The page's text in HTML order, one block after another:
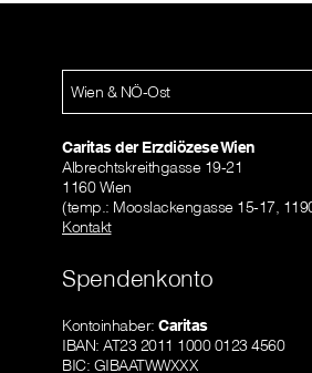
Wien & NÖ-Ost
Caritas der Erzdiözese Wien
Albrechtskreithgasse 19-21
1160 Wien
(temp.: Mooslackengasse 15-17,
Kontakt
Spendenkonto
Kontoinhaber: Caritas
IBAN: AT23 2011 1000 0123 4560
BIC: GIBAATWWXXX